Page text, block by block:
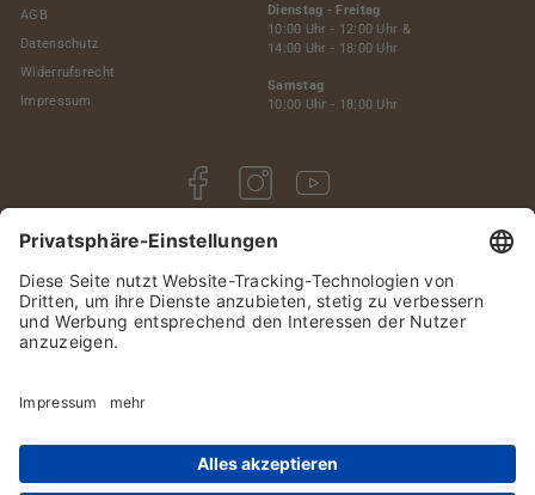
AGB
Datenschutz
Widerrufsrecht
Impressum
Dienstag - Freitag
10:00 Uhr - 12:00 Uhr &
14:00 Uhr - 18:00 Uhr
Samstag
10:00 Uhr - 18:00 Uhr
Facebook Instagram